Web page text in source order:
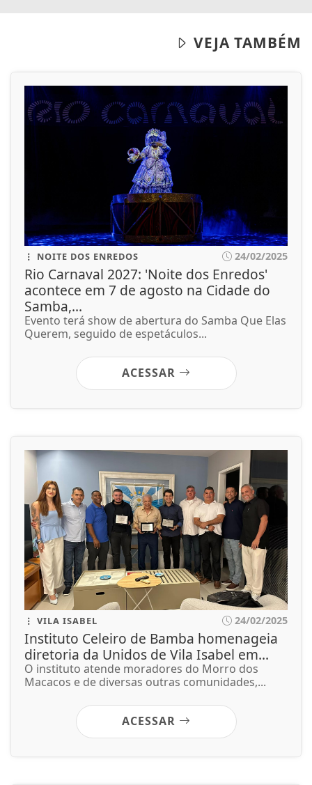
VEJA TAMBÉM
NOITE DOS ENREDOS 24/02/2025
Rio Carnaval 2027: 'Noite dos Enredos'
acontece em 7 de agosto na Cidade do
Samba,...
Evento terá show de abertura do Samba Que Elas
Querem, seguido de espetáculos...
ACESSAR
VILA ISABEL 24/02/2025
Instituto Celeiro de Bamba homenageia
diretoria da Unidos de Vila Isabel em...
O instituto atende moradores do Morro dos
Macacos e de diversas outras comunidades,...
ACESSAR